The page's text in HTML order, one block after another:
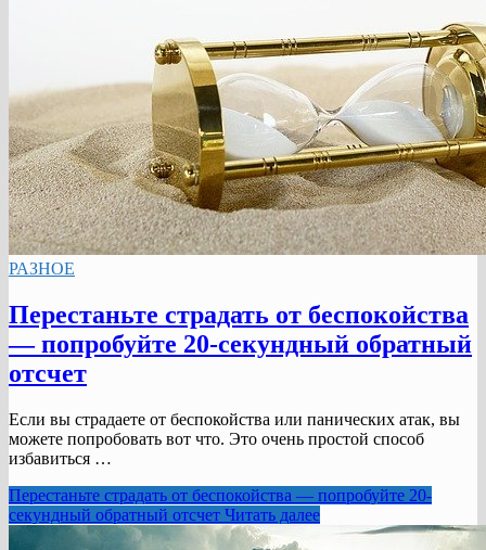
РАЗНОЕ
Перестаньте страдать от беспокойства
— попробуйте 20-секундный обратный
отсчет
Если вы страдаете от беспокойства или панических атак, вы
можете попробовать вот что. Это очень простой способ
избавиться …
Перестаньте страдать от беспокойства — попробуйте 20-
секундный обратный отсчет Читать далее